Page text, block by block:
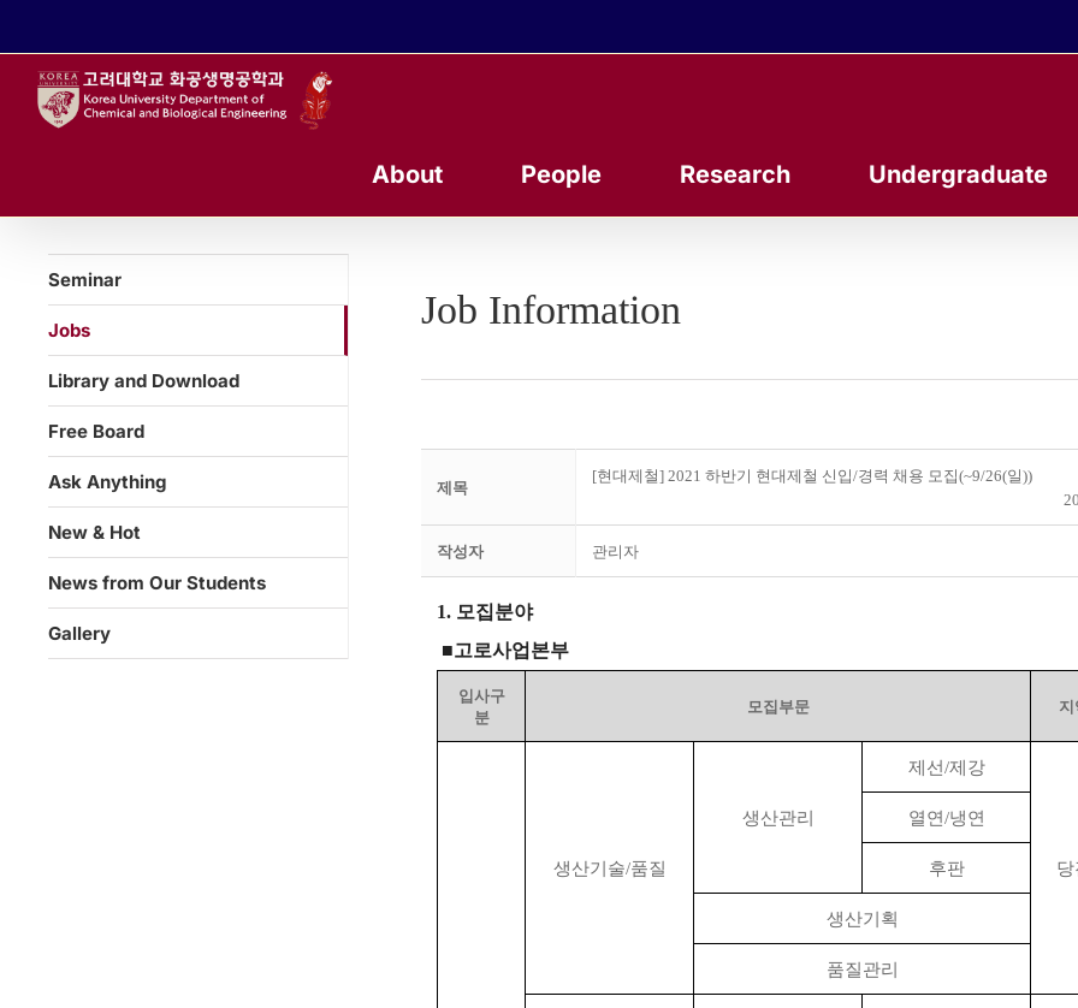
About People Research Undergraduate
Job Information
제목
[현대제철] 2021 하반기 현대제철 신입/경력 채용 모집(~9/26(일))
작성자 관리자
1. 모집분야
■고로사업본부
입사구
분
모집부문 지
생산기술/품질
생산관리
제선/제강
당
열연/냉연
후판
생산기획
품질관리
Seminar
Jobs
Library and Download
Free Board
Ask Anything
New & Hot
News from Our Students
Gallery